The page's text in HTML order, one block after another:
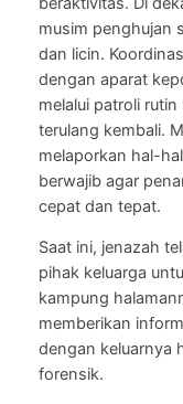
musim penghujan
dan licin.
dengan aparat
melalui patroli
terulang kembali.
melaporkan hal-
berwajib agar
cepat dan tepat.
Saat ini, jenazah
pihak keluarga
kampung
memberikan
dengan keluarnya
forensik.